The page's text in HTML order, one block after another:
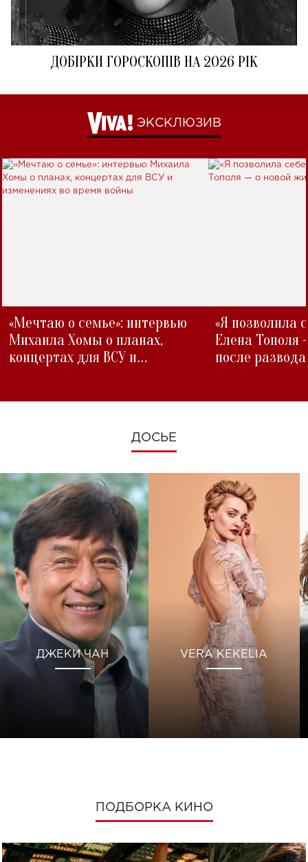
ДОБІРКИ ГОРОСКОПІВ НА 2026 РІК
ЭКСКЛЮЗИВ
«Мечтаю о семье»: интервью
Михаила Хомы о планах,
концертах для ВСУ и
«Я позволила
Елена Тополя
после развода
ДОСЬЕ
ДЖЕКИ ЧАН VERA KEKELIA
ПОДБОРКА КИНО